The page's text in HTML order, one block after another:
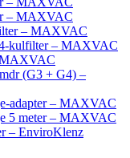
– MAXVAC
– MAXVAC
kulfilter – MAXVAC
(G3 + G4) –
adapter – MAXVAC
5 meter – MAXVAC
– EnviroKlenz